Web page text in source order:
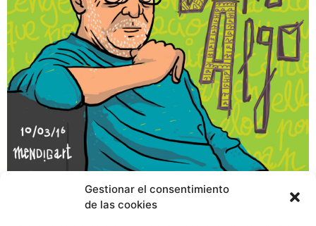
Gestionar el consentimiento
de las cookies
A finales de octubre del pasado 2015 el mundo del
diseño y de la ilustración se quedó boquiabierto ante la